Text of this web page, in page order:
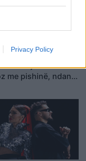
Privacy Policy
Brati shfaqet
në një ambient
me pishinë, ndan